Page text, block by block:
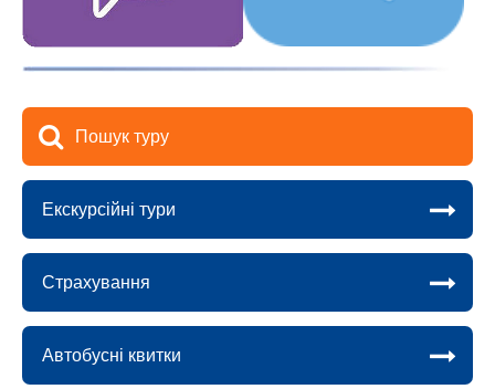
Пошук туру
Екскурсійні тури
Страхування
Автобусні квитки